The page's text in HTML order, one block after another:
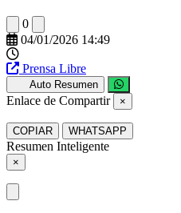
0
04/01/2026 14:49
Prensa Libre
Auto Resumen
Enlace de Compartir ×
COPIAR WHATSAPP
Resumen Inteligente
×